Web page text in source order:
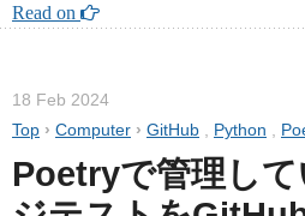
Read on
18 Feb 2024
Top › Computer › GitHub Python
Poetryで管理し